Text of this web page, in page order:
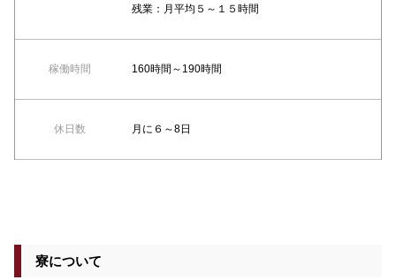
残業：月平均５～１５時間
稼働時間 160時間～190時間
休日数 月に６～8日
寮について